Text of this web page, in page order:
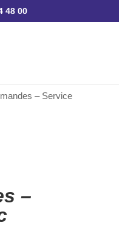
48 00
– Service
–